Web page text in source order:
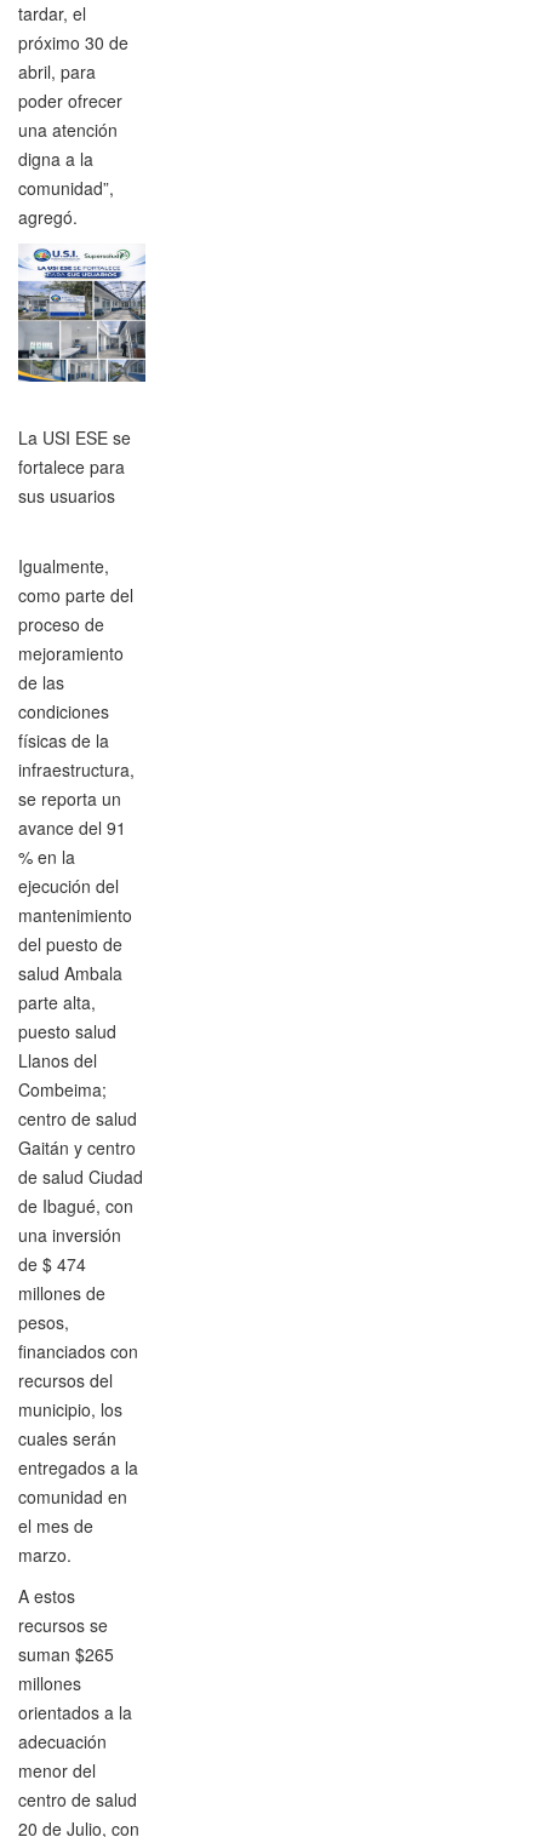
tardar, el
próximo 30 de
abril, para
poder ofrecer
una atención
digna a la
comunidad”,
agregó.
La USI ESE se
fortalece para
sus usuarios
Igualmente,
como parte del
proceso de
mejoramiento
de las
condiciones
físicas de la
infraestructura,
se reporta un
avance del 91
% en la
ejecución del
mantenimiento
del puesto de
salud Ambala
parte alta,
puesto salud
Llanos del
Combeima;
centro de salud
Gaitán y centro
de salud Ciudad
de Ibagué, con
una inversión
de $ 474
millones de
pesos,
financiados con
recursos del
municipio, los
cuales serán
entregados a la
comunidad en
el mes de
marzo.
A estos
recursos se
suman $265
millones
orientados a la
adecuación
menor del
centro de salud
20 de Julio, con